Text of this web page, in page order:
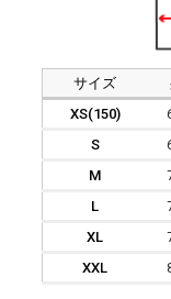
サイズ
XS(150)
S
M
L
XL
XXL